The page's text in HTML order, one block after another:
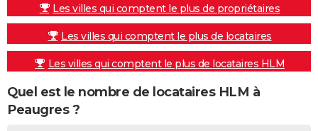
Les villes qui comptent le plus de propriétaires
Les villes qui comptent le plus de locataires
Les villes qui comptent le plus de locataires HLM
Quel est le nombre de locataires HLM à
Peaugres ?